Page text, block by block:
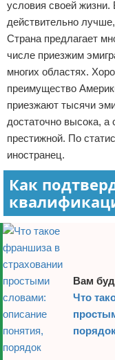
Финансы
Отказ от
условия своей
действительно
Страна предлагает
числе приезжим
многих областях.
преимущество
приезжают тысячи
достаточно высока, а
престижной. По
иностранец.
Как
Вам
Что